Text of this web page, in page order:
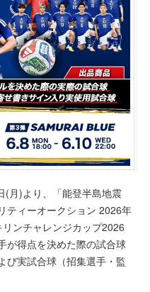
(月)より、「能登半島地震
ティーオークション 2026年
ンチャレンジカップ2026
が得点を決めた際の試合球
び実試合球（招集選手・監